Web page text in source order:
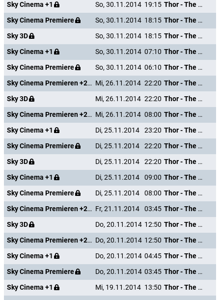
Sky Cinema +1
So, 30.11.2014 19:15
Thor - The Dark Kingdom
Sky Cinema Premiere
So, 30.11.2014 18:15
Thor - The Dark Kingdom
Sky 3D
So, 30.11.2014 18:15
Thor - The Dark Kingdom
Sky Cinema +1
So, 30.11.2014 07:10
Thor - The Dark Kingdom
Sky Cinema Premiere
So, 30.11.2014 06:10
Thor - The Dark Kingdom
Sky Cinema Premieren +24 Mi, 26.11.2014 22:20
Thor - The Dark Kingdom
Sky 3D
Mi, 26.11.2014 22:20
Thor - The Dark Kingdom
Sky Cinema Premieren +24 Mi, 26.11.2014 08:00
Thor - The Dark Kingdom
Sky Cinema +1
Di, 25.11.2014 23:20
Thor - The Dark Kingdom
Sky Cinema Premiere
Di, 25.11.2014 22:20
Thor - The Dark Kingdom
Sky 3D
Di, 25.11.2014 22:20
Thor - The Dark Kingdom
Sky Cinema +1
Di, 25.11.2014 09:00
Thor - The Dark Kingdom
Sky Cinema Premiere
Di, 25.11.2014 08:00
Thor - The Dark Kingdom
Sky Cinema Premieren +24 Fr, 21.11.2014 03:45
Thor - The Dark Kingdom
Sky 3D
Do, 20.11.2014 12:50
Thor - The Dark Kingdom
Sky Cinema Premieren +24 Do, 20.11.2014 12:50
Thor - The Dark Kingdom
Sky Cinema +1
Do, 20.11.2014 04:45
Thor - The Dark Kingdom
Sky Cinema Premiere
Do, 20.11.2014 03:45
Thor - The Dark Kingdom
Sky Cinema +1
Mi, 19.11.2014 13:50
Thor - The Dark Kingdom